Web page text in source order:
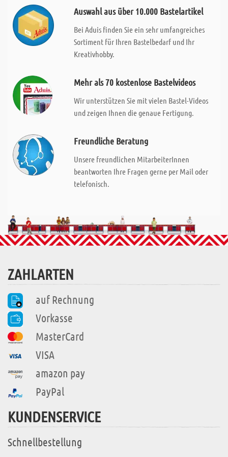
Auswahl aus über 10.000 Bastelartikel
Bei Aduis finden Sie ein sehr umfangreiches
Sortiment für Ihren Bastelbedarf und Ihr
Kreativhobby.
Mehr als 70 kostenlose Bastelvideos
Wir unterstützen Sie mit vielen Bastel-Videos
und zeigen Ihnen die genaue Fertigung.
Freundliche Beratung
Unsere freundlichen MitarbeiterInnen
beantworten Ihre Fragen gerne per Mail oder
telefonisch.
ZAHLARTEN
auf Rechnung
Vorkasse
MasterCard
VISA
amazon pay
PayPal
KUNDENSERVICE
Schnellbestellung